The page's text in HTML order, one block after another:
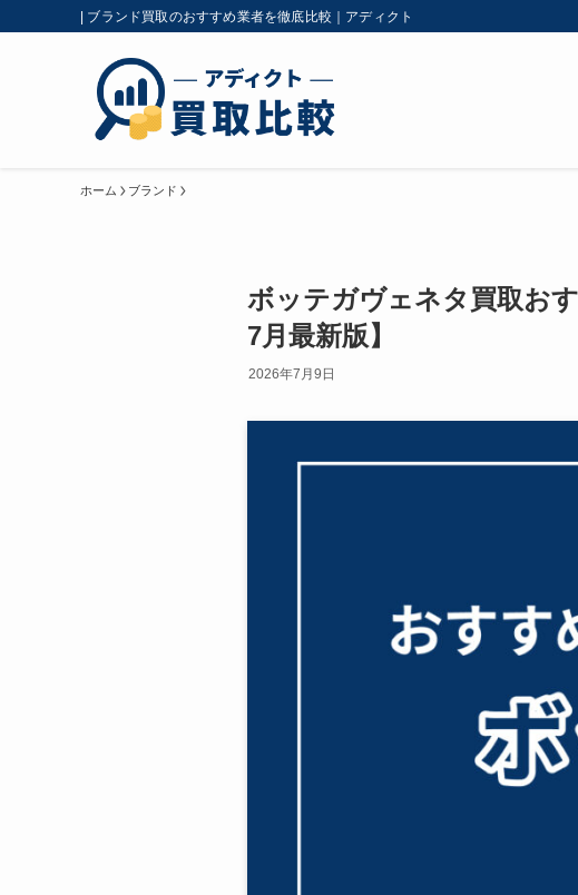
| ブランド買取のおすすめ業者を徹底比較｜アディクト
ホーム ブランド
ボッテガヴェネタ買取お
7月最新版】
2026年7月9日